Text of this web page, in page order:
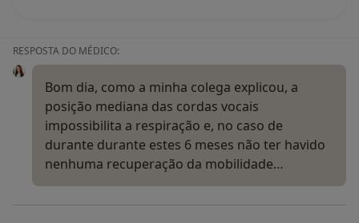
RESPOSTA DO MÉDICO:
Bom dia, como a minha colega explicou, a
posição mediana das cordas vocais
impossibilita a respiração e, no caso de
durante durante estes 6 meses não ter havido
nenhuma recuperação da mobilidade…